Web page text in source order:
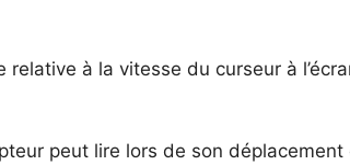
à la vitesse du curseur à
peut lire lors de son